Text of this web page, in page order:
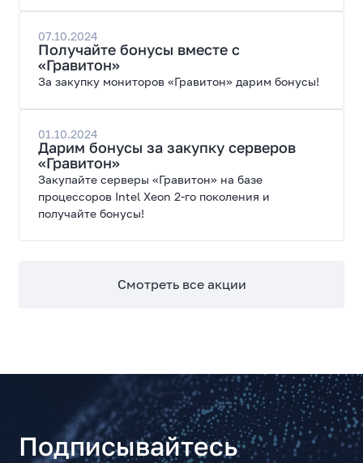
07.10.2024
Получайте бонусы вместе с
«Гравитон»
За закупку мониторов «Гравитон» дарим бонусы!
01.10.2024
Дарим бонусы за закупку серверов
«Гравитон»
Закупайте серверы «Гравитон» на базе
процессоров Intel Xeon 2-го поколения и
получайте бонусы!
Смотреть все акции
Подписывайтесь